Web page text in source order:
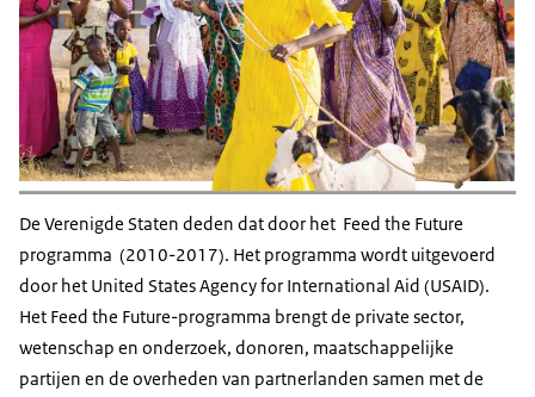
De Verenigde Staten deden dat door het Feed the Future
programma (2010-2017). Het programma wordt uitgevoerd
door het United States Agency for International Aid (USAID).
Het Feed the Future-programma brengt de private sector,
wetenschap en onderzoek, donoren, maatschappelijke
partijen en de overheden van partnerlanden samen met de